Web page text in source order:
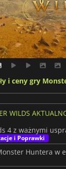
i ceny gry
WILDS
i Poprawki